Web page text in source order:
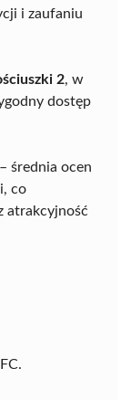
i zaufaniu
2, w
dostęp
średnia ocen
co
atrakcyjność